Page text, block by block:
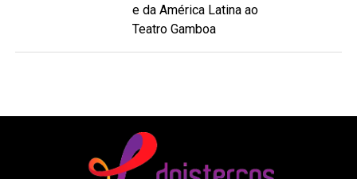
e da América Latina ao
Teatro Gamboa